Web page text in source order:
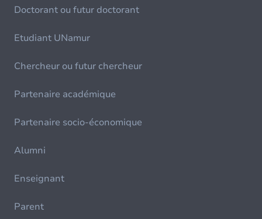
Doctorant ou futur doctorant
Etudiant UNamur
Chercheur ou futur chercheur
Partenaire académique
Partenaire socio-économique
Alumni
Enseignant
Parent